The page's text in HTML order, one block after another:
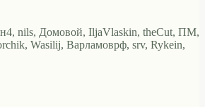
nils, Домовой, IljaVlaskin, theCut, ПМ,
Wasilij, Варламоврф, srv, Rykein,